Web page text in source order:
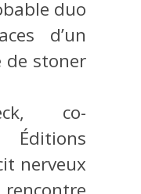
duo
d’un
de stoner
co-
nerveux